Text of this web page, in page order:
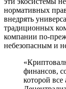
нормативных
внедрять
традиционных
компании по-
небезопасным и
финансов,
которой